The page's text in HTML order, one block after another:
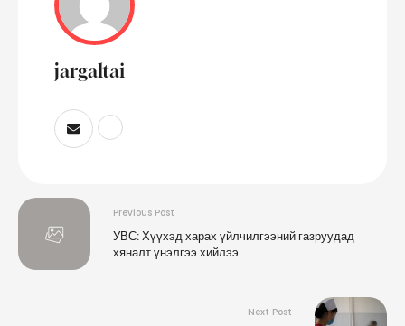
jargaltai
Previous Post
УВС: Хүүхэд харах үйлчилгээний газруудад
хяналт үнэлгээ хийлээ
Next Post